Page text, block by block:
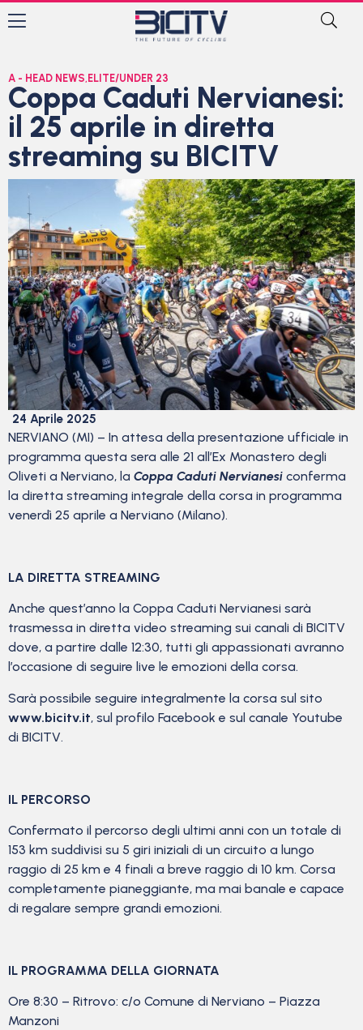
A - HEAD NEWS, ELITE/UNDER 23
Coppa Caduti Nervianesi:
il 25 aprile in diretta
streaming su BICITV
24 Aprile 2025
NERVIANO (MI) – In attesa della presentazione ufficiale in
programma questa sera alle 21 all’Ex Monastero degli
Oliveti a Nerviano, la Coppa Caduti Nervianesi conferma
la diretta streaming integrale della corsa in programma
venerdì 25 aprile a Nerviano (Milano).
LA DIRETTA STREAMING
Anche quest’anno la Coppa Caduti Nervianesi sarà
trasmessa in diretta video streaming sui canali di BICITV
dove, a partire dalle 12:30, tutti gli appassionati avranno
l’occasione di seguire live le emozioni della corsa.
Sarà possibile seguire integralmente la corsa sul sito
www.bicitv.it, sul profilo Facebook e sul canale Youtube
di BICITV.
IL PERCORSO
Confermato il percorso degli ultimi anni con un totale di
153 km suddivisi su 5 giri iniziali di un circuito a lungo
raggio di 25 km e 4 finali a breve raggio di 10 km. Corsa
completamente pianeggiante, ma mai banale e capace
di regalare sempre grandi emozioni.
IL PROGRAMMA DELLA GIORNATA
Ore 8:30 – Ritrovo: c/o Comune di Nerviano – Piazza
Manzoni